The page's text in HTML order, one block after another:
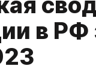
в РФ